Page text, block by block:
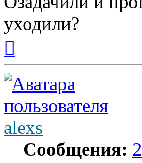
уходили?
началу
alexs
Сообщения: